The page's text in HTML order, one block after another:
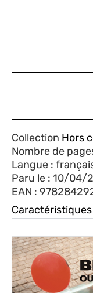
Collection Hors
Nombre de
Langue :
Paru le : 10/04/
EAN :
Caractéristiques